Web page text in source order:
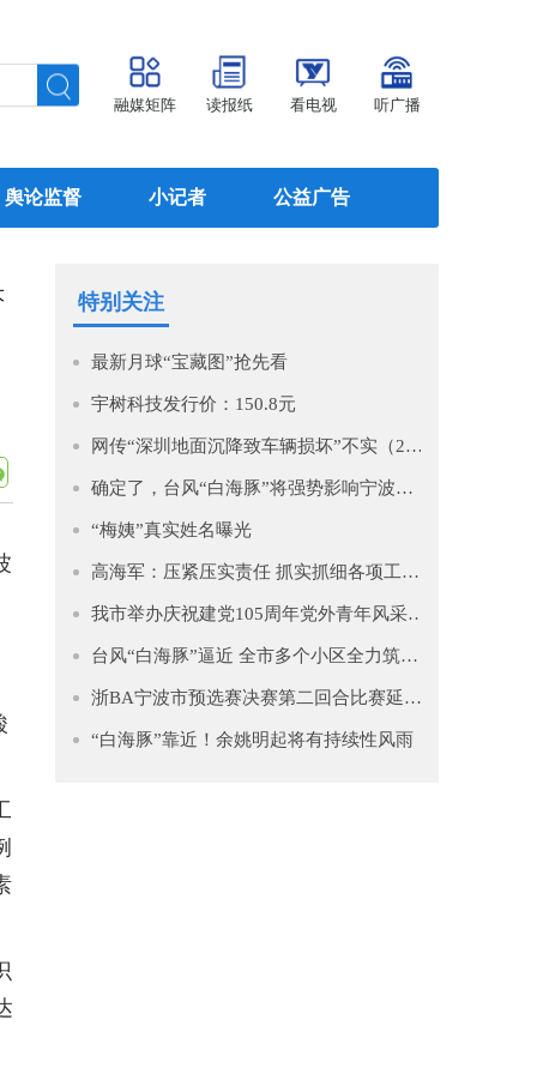
融媒矩阵 读报纸 看电视 听广播
舆论监督 小记者 公益广告
特别关注
最新月球“宝藏图”抢先看
宇树科技发行价：150.8元
网传“深圳地面沉降致车辆损坏”不实（2026·08·06）
确定了，台风“白海豚”将强势影响宁波！即将进入48小时警戒线！预计影响时间长，风大雨强，宁波启动IV级防台风应急响应！
“梅姨”真实姓名曝光
高海军：压紧压实责任 抓实抓细各项工作 坚决筑牢防汛防台坚固防线
我市举办庆祝建党105周年党外青年风采展示暨主题教育推进会
台风“白海豚”逼近 全市多个小区全力筑牢安全防线
浙BA宁波市预选赛决赛第二回合比赛延期公告
“白海豚”靠近！余姚明起将有持续性风雨